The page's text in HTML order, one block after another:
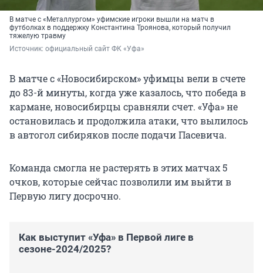
В матче с «Металлургом» уфимские игроки вышли на матч в
футболках в поддержку Константина Троянова, который получил
тяжелую травму
Источник: официальный сайт ФК «Уфа»
В матче с «Новосибирском» уфимцы вели в счете
до 83-й минуты, когда уже казалось, что победа в
кармане, новосибирцы сравняли счет. «Уфа» не
остановилась и продолжила атаки, что вылилось
в автогол сибиряков после подачи Пасевича.
Команда смогла не растерять в этих матчах 5
очков, которые сейчас позволили им выйти в
Первую лигу досрочно.
Как выступит «Уфа» в Первой лиге в
сезоне-2024/2025?